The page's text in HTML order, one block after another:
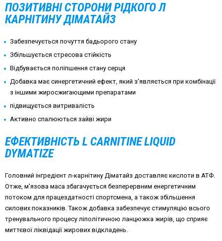
ПОЗИТИВНІ СТОРОНИ РІДКОГО Л
КАРНІТИНУ ДІМАТАЙЗ
Забезпечується почуття бадьорого стану
Збільшується стресова стійкість
Відбувається поліпшення стану серця
Добавка має синергетичний ефект, який з'являється при комбінації
з іншими жиросжигающими препаратами
підвищується витривалість
Активно спалюються зайві жири
ЕФЕКТИВНІСТЬ L CARNITINE LIQUID
DYMATIZE
Головний інгредієнт л-карнітину Діматайз доставляє кислоти в АТФ.
Отже, м'язова маса збагачується безперервним енергетичним
потоком для працездатності спортсмена, а також збільшення
силових показників. Також добавка забезпечує стимуляцію всього
тренувального процесу ліполітичною ланцюжка жирів, що сприяє
миттєвої ліквідації жирових відкладень.